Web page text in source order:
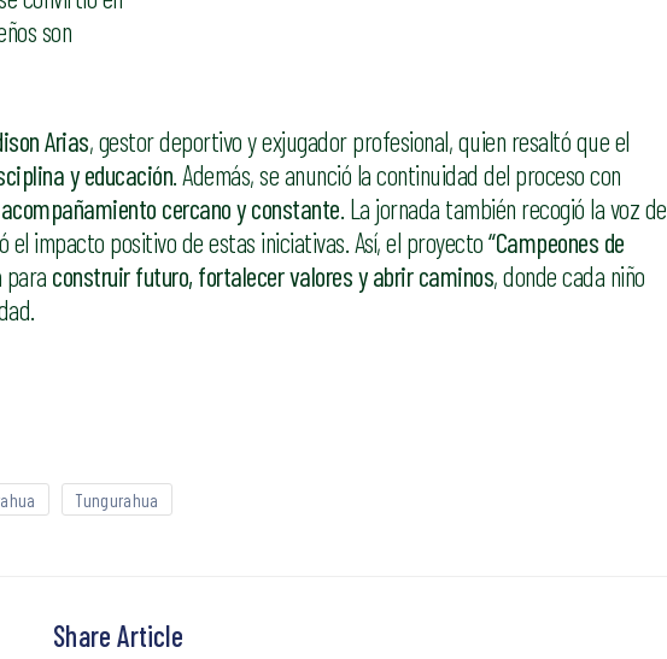
son
Arias, gestor deportivo y exjugador profesional, quien resaltó que el
y educación. Además, se anunció la continuidad del proceso con
acompañamiento cercano y constante. La jornada también recogió la voz de
el impacto positivo de estas iniciativas. Así, el proyecto“Campeones de
construir futuro, fortalecer valores y abrir caminos, donde cada niño
Tungurahua
Share Article